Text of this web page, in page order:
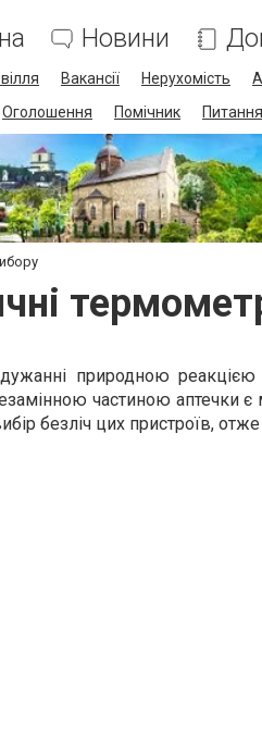
Новини
Вакансії Нерухомість
Оголошення Помічник
природною
частиною аптечки
безліч цих пристроїв,